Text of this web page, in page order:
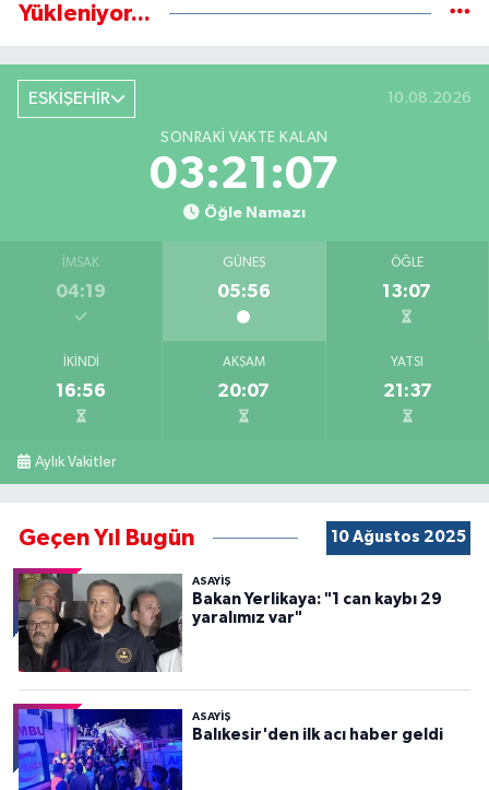
Yükleniyor...
ESKİŞEHİR 10.08.2026
SONRAKI VAKTE KALAN
03:21:07
Öğle Namazı
İMSAK
04:19
GÜNEŞ
05:56
ÖĞLE
13:07
İKINDI
16:56
AKŞAM
20:07
YATSI
21:37
Aylık Vakitler
Geçen Yıl Bugün 10 Ağustos 2025
ASAYİŞ
Bakan Yerlikaya: "1 can kaybı 29
yaralımız var"
ASAYİŞ
Balıkesir'den ilk acı haber geldi